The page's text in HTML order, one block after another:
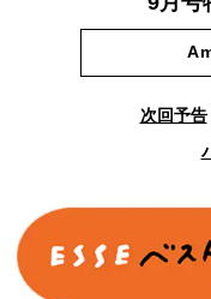
次回予告